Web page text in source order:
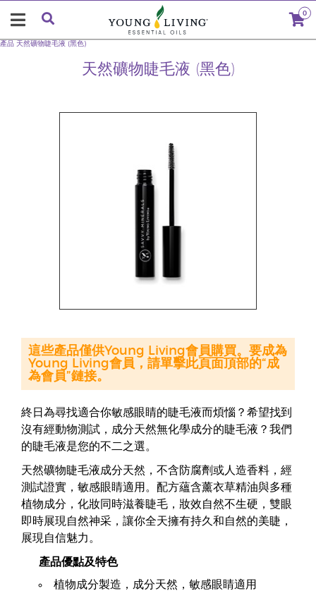
0
天然礦物睫毛液 (黑色)
產品 天然礦物睫毛液 (黑色)
終日為尋找適合你敏感眼睛的睫毛液而煩惱？希望找到
沒有經動物測試，成分天然無化學成分的睫毛液？我們
的睫毛液是您的不二之選。
天然礦物睫毛液成分天然，不含防腐劑或人造香料，經
測試證實，敏感眼睛適用。配方蘊含薰衣草精油與多種
植物成分，化妝同時滋養睫毛，妝效自然不生硬，雙眼
即時展現自然神采，讓你全天擁有持久和自然的美睫，
展現自信魅力。
產品優點及特色
植物成分製造，成分天然，敏感眼睛適用
這些產品僅供Young Living會員購買。要成為
Young Living會員，請單擊此頁面頂部的“成
為會員”鏈接。